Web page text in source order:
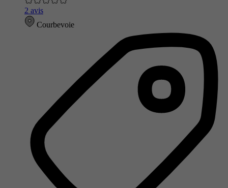
2 avis
Courbevoie